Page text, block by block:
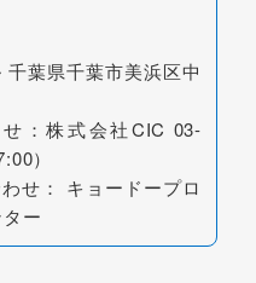
葉県千葉市美浜区中
：株式会社CIC 03-
）
せ： キョードープロ
ー